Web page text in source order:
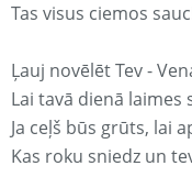
Tas visus ciemos
Ļauj novēlēt Tev -
Lai tavā dienā laimes
Ja ceļš būs grūts, lai
Kas roku sniedz un